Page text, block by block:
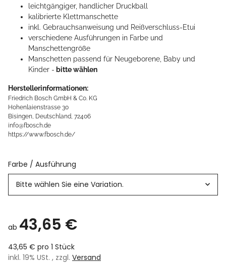
leichtgängiger, handlicher Druckball
kalibrierte Klettmanschette
inkl. Gebrauchsanweisung und Reißverschluss-Etui
verschiedene Ausführungen in Farbe und
Manschettengröße
Manschetten passend für Neugeborene, Baby und
Kinder - bitte wählen
Herstellerinformationen:
Friedrich Bosch GmbH & Co. KG
Hohenlaienstrasse 30
Bisingen, Deutschland, 72406
info@fbosch.de
https://www.fbosch.de/
Farbe / Ausführung
Bitte wählen Sie eine Variation.
ab 43,65 €
43,65 € pro 1 Stück
inkl. 19% USt. , zzgl. Versand